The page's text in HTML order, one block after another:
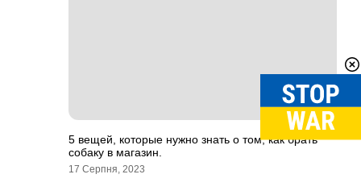
5 вещей, которые нужно знать о том, как брать
собаку в магазин.
17 Серпня, 2023